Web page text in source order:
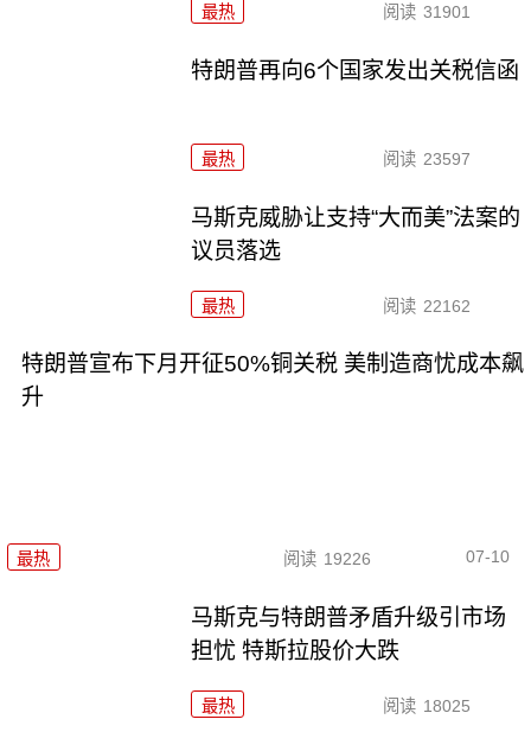
最热 阅读 31901
特朗普再向6个国家发出关税信函
最热 阅读 23597
马斯克威胁让支持“大而美”法案的
议员落选
最热 阅读 22162
特朗普宣布下月开征50%铜关税 美制造商忧成本飙
升
最热 阅读 19226 07-10
马斯克与特朗普矛盾升级引市场
担忧 特斯拉股价大跌
最热 阅读 18025